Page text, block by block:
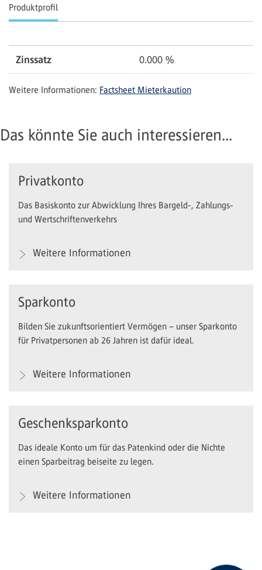
Produktprofil
Zinssatz 0.000 %
Weitere Informationen: Factsheet Mieterkaution
Das könnte Sie auch interessieren...
Privatkonto
Das Basiskonto zur Abwicklung Ihres Bargeld-, Zahlungs-
und Wertschriftenverkehrs
Weitere Informationen
Sparkonto
Bilden Sie zukunftsorientiert Vermögen – unser Sparkonto
für Privatpersonen ab 26 Jahren ist dafür ideal.
Weitere Informationen
Geschenksparkonto
Das ideale Konto um für das Patenkind oder die Nichte
einen Sparbeitrag beiseite zu legen.
Weitere Informationen